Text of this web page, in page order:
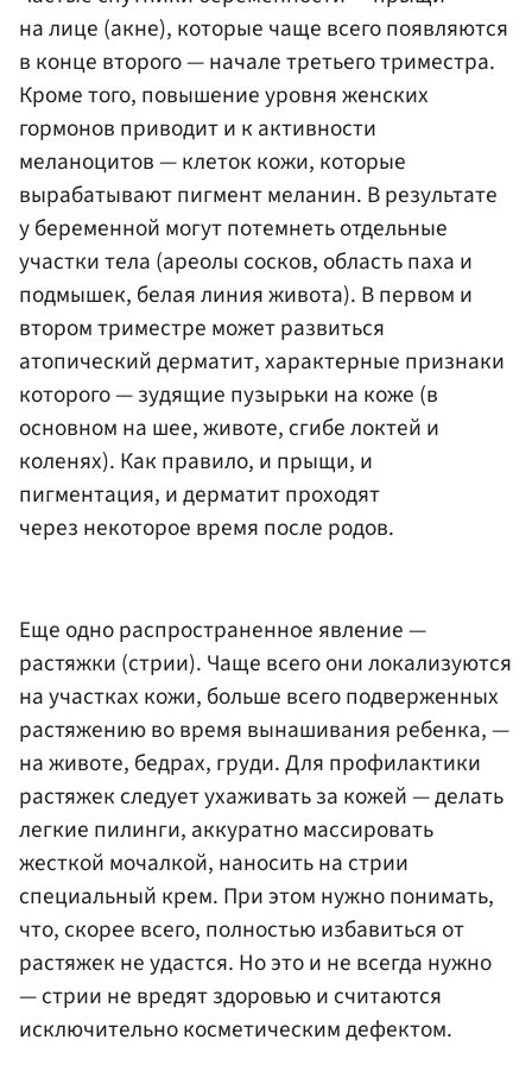
на лице (акне), которые чаще всего появляются
в конце второго — начале третьего триместра.
Кроме того, повышение уровня женских
гормонов приводит и к активности
меланоцитов — клеток кожи, которые
вырабатывают пигмент меланин. В результате
у беременной могут потемнеть отдельные
участки тела (ареолы сосков, область паха и
подмышек, белая линия живота). В первом и
втором триместре может развиться
атопический дерматит, характерные признаки
которого — зудящие пузырьки на коже (в
основном на шее, животе, сгибе локтей и
коленях). Как правило, и прыщи, и
пигментация, и дерматит проходят
через некоторое время после родов.
Еще одно распространенное явление —
растяжки (стрии). Чаще всего они локализуются
на участках кожи, больше всего подверженных
растяжению во время вынашивания ребенка, —
на животе, бедрах, груди. Для профилактики
растяжек следует ухаживать за кожей — делать
легкие пилинги, аккуратно массировать
жесткой мочалкой, наносить на стрии
специальный крем. При этом нужно понимать,
что, скорее всего, полностью избавиться от
растяжек не удастся. Но это и не всегда нужно
— стрии не вредят здоровью и считаются
исключительно косметическим дефектом.